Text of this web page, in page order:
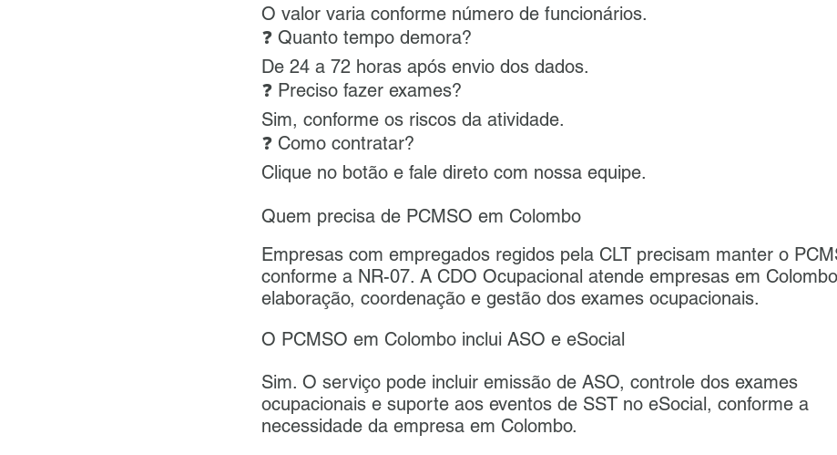
O valor varia conforme número de funcionários.
❓ Quanto tempo demora?
De 24 a 72 horas após envio dos dados.
❓ Preciso fazer exames?
Sim, conforme os riscos da atividade.
❓ Como contratar?
Clique no botão e fale direto com nossa equipe.
Quem precisa de PCMSO em Colombo
Empresas com empregados regidos pela CLT precisam manter o
conforme a NR-07. A CDO Ocupacional atende empresas em
elaboração, coordenação e gestão dos exames ocupacionais.
O PCMSO em Colombo inclui ASO e eSocial
Sim. O serviço pode incluir emissão de ASO, controle dos exames
ocupacionais e suporte aos eventos de SST no eSocial, conforme a
necessidade da empresa em Colombo.